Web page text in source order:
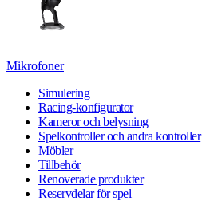
Mikrofoner
Simulering
Racing-konfigurator
Kameror och belysning
Spelkontroller och andra kontroller
Möbler
Tillbehör
Renoverade produkter
Reservdelar för spel